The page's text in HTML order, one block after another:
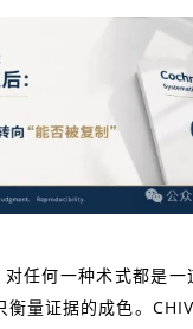
任何一种术式都是一
衡量证据的成色。